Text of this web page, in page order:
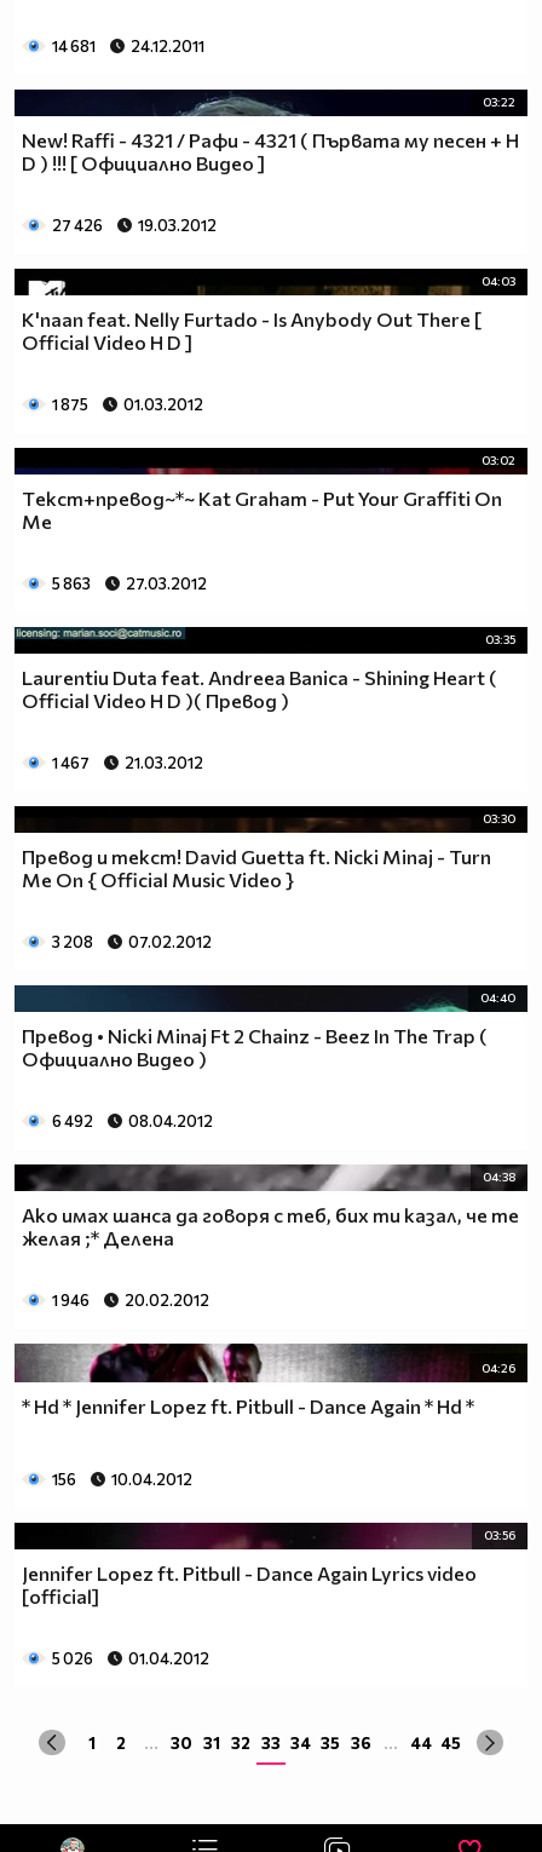
14 681 24.12.2011
03:22
New! Raffi - 4321 / Рафи - 4321 ( Първата му песен + H
D ) !!! [ Официално Видео ]
27 426 19.03.2012
04:03
K'naan feat. Nelly Furtado - Is Anybody Out There [
Official Video H D ]
1 875 01.03.2012
03:02
Тeкст+превод~*~ Kat Graham - Put Your Graffiti On
Me
5 863 27.03.2012
03:35
Laurentiu Duta feat. Andreea Banica - Shining Heart (
Official Video H D )( Превод )
1 467 21.03.2012
03:30
Превод и текст! David Guetta ft. Nicki Minaj - Turn
Me On { Official Music Video }
3 208 07.02.2012
04:40
Превод • Nicki Minaj Ft 2 Chainz - Beez In The Trap (
Официално Видео )
6 492 08.04.2012
04:38
Ако имах шанса да говоря с теб, бих ти казал, че те
желая ;* Делена
1 946 20.02.2012
04:26
* Hd * Jennifer Lopez ft. Pitbull - Dance Again * Hd *
156 10.04.2012
03:56
Jennifer Lopez ft. Pitbull - Dance Again Lyrics video
[official]
5 026 01.04.2012
1 2 ... 30 31 32 33 34 35 36 ... 44 45